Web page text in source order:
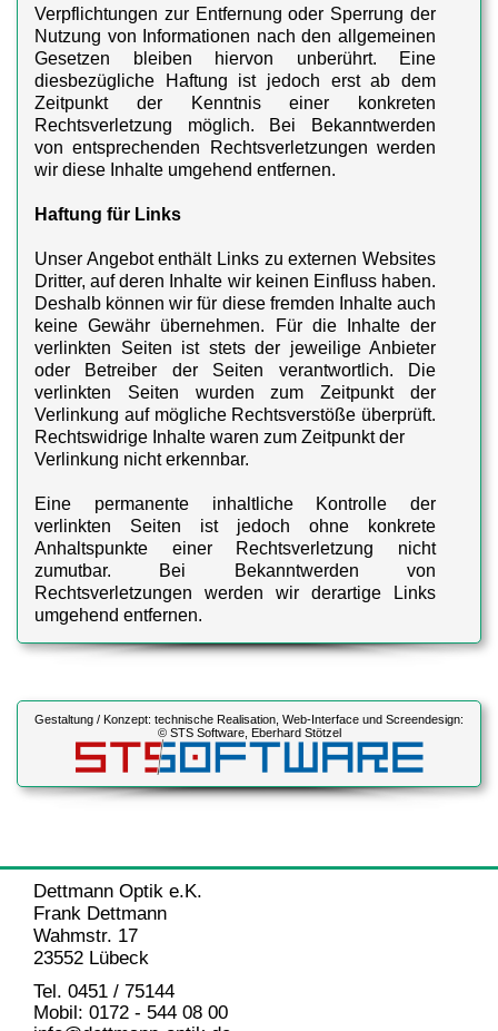
Verpflichtungen zur Entfernung oder Sperrung der
Nutzung von Informationen nach den allgemeinen
Gesetzen bleiben hiervon unberührt. Eine
diesbezügliche Haftung ist jedoch erst ab dem
Zeitpunkt der Kenntnis einer konkreten
Rechtsverletzung möglich. Bei Bekanntwerden
von entsprechenden Rechtsverletzungen werden
wir diese Inhalte umgehend entfernen.
Haftung für Links
Unser Angebot enthält Links zu externen Websites
Dritter, auf deren Inhalte wir keinen Einfluss haben.
Deshalb können wir für diese fremden Inhalte auch
keine Gewähr übernehmen. Für die Inhalte der
verlinkten Seiten ist stets der jeweilige Anbieter
oder Betreiber der Seiten verantwortlich. Die
verlinkten Seiten wurden zum Zeitpunkt der
Verlinkung auf mögliche Rechtsverstöße überprüft.
Rechtswidrige Inhalte waren zum Zeitpunkt der
Verlinkung nicht erkennbar.
Eine permanente inhaltliche Kontrolle der
verlinkten Seiten ist jedoch ohne konkrete
Anhaltspunkte einer Rechtsverletzung nicht
zumutbar. Bei Bekanntwerden von
Rechtsverletzungen werden wir derartige Links
umgehend entfernen.
Urheberrecht
Die durch die Seitenbetreiber erstellten Inhalte und
Werke auf diesen Seiten unterliegen dem
deutschen Urheberrecht. Die Vervielfältigung,
Bearbeitung, Verbreitung und jede Art der
Verwertung außerhalb der Grenzen des
gestattet.
Soweit die Inhalte auf dieser Seite nicht vom
Betreiber erstellt wurden, werden die
werden Inhalte Dritter als solche gekennzeichnet.
Sollten Sie trotzdem auf eine
Gestaltung / Konzept: technische Realisation, Web-Interface und Screendesign:
© STS Software, Eberhard Stötzel
Dettmann Optik e.K.
Frank Dettmann
Wahmstr. 17
23552 Lübeck
Tel. 0451 / 75144
Mobil: 0172 - 544 08 00